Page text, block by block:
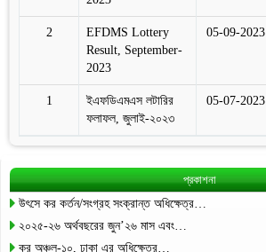
2
EFDMS Lottery
Result, September-
2023
05-09-2023
1
ইএফডিএমএস লটারির
ফলাফল, জুলাই-২০২৩
05-07-2023
প্রকাশনা
উৎসে কর কর্তন/সংগ্রহ সংক্রান্ত অধিক্ষেত্র…
২০২৫-২৬ অর্থবছরের জুন’২৬ মাস এবং…
কর অঞ্চল-১০, ঢাকা এর অধিক্ষেত্র…